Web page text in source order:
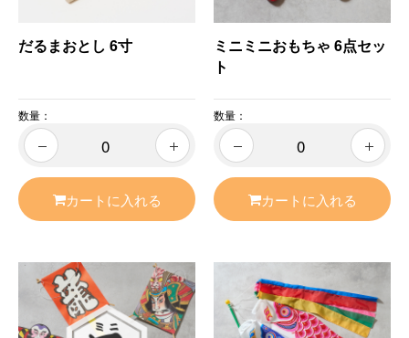
だるまおとし 6寸
数量：
カートに入れる
ミニミニおもちゃ 6点セッ
ト
数量：
カートに入れる